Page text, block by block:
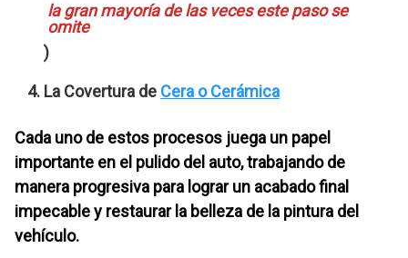
la gran mayoría de las veces este paso se
omite
)
La Covertura de Cera o Cerámica
Cada uno de estos procesos juega un papel
importante en el pulido del auto, trabajando de
manera progresiva para lograr un acabado final
impecable y restaurar la belleza de la pintura del
vehículo.